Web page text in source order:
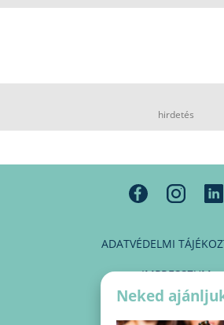
hirdetés
ADATVÉDELMI
IMPRESSZUM
MÉDIAAJÁNLAT
Neked